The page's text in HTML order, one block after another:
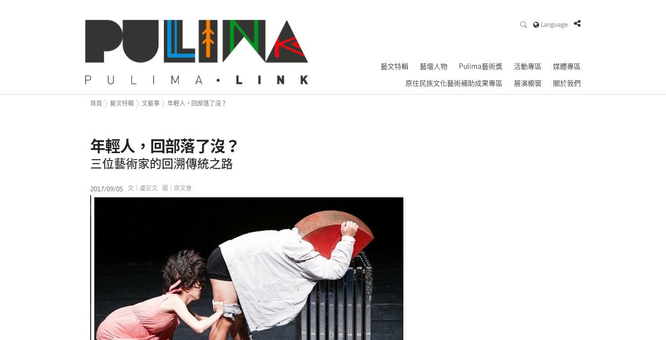
Language
藝文特輯 藝壇人物 Pulima藝術獎 活動專區
媒體專區
原住民族文化藝術補助成果專區
展演櫥窗 關於我們
首頁 藝文特輯 文藝事 年輕人，回部落了沒？
年輕人，回部落了沒？
三位藝術家的回溯傳統之路
2017/09/05 文｜盧宏文 圖｜原文會